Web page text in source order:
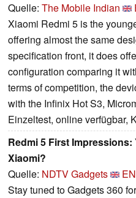
Quelle: The Mobile Indian
Xiaomi Redmi 5 is the
offering almost the same
specification front, it does
configuration comparing it
terms of competition, the
with the Infinix Hot S3,
Einzeltest, online verfügbar,
Redmi 5 First
Xiaomi?
Quelle: NDTV Gadgets
Stay tuned to Gadgets 360